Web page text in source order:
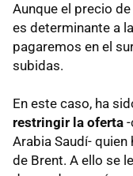
Aunque el precio
es determinante a
pagaremos en el
subidas.
En este caso, ha
restringir la oferta
Arabia Saudí-
de Brent. A ello se